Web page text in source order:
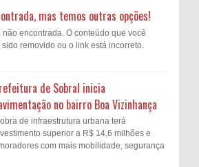
mas temos outras opções!
encontrada. O conteúdo que você
removido ou o link está incorreto.
de Sobral inicia
no bairro Boa Vizinhança
de infraestrutura urbana terá
superior a R$ 14,6 milhões e
com mais mobilidade, segurança